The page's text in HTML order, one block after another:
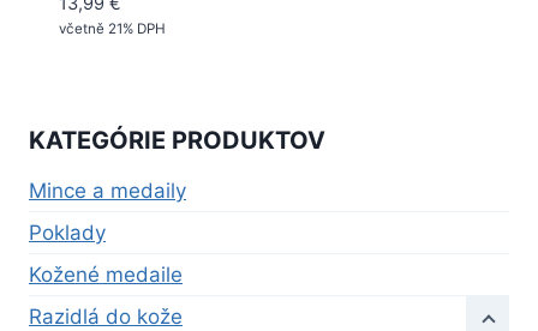
včetně 21% DPH
KATEGÓRIE PRODUKTOV
Mince a medaily
Poklady
Kožené medaile
Razidlá do kože